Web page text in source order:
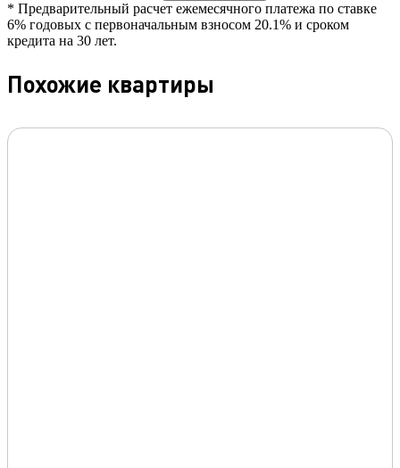
* Предварительный расчет ежемесячного платежа по ставке
6% годовых с первоначальным взносом 20.1% и сроком
кредита на 30 лет.
Похожие квартиры